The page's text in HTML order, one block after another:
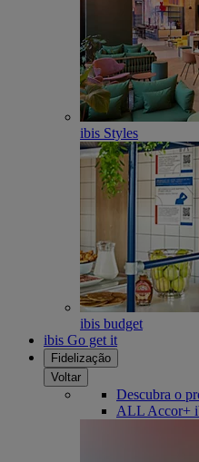
ibis Styles
ibis budget
ibis Go get it
Fidelização
Voltar
Descubra o
ALL Accor+